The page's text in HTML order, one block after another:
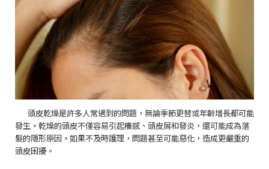
頭皮乾燥是許多人常遇到的問題，無論季節更替或年齡增長都可能
發生。乾燥的頭皮不僅容易引起癢感、頭皮屑和發炎，還可能成為落
髮的隱形原因。如果不及時護理，問題甚至可能惡化，造成更嚴重的
頭皮困擾。